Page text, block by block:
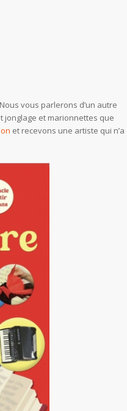
vous parlerons d’un autre
jonglage et marionnettes que
et recevons une artiste qui n’a